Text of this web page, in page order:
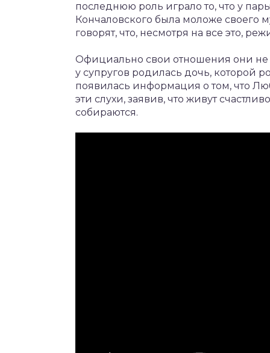
последнюю роль играло то, что у
Кончаловского была моложе своего
говорят, что, несмотря на все это,
Официально свои отношения они не
у супругов родилась дочь, которой
появилась информация о том, что
эти слухи, заявив, что живут
собираются.